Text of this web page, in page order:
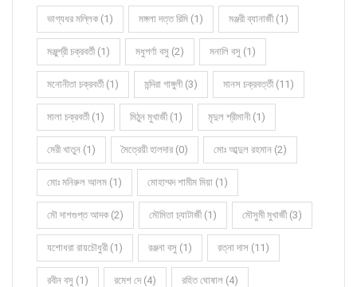
ভাগ্যধর মল্লিক (1) মঙ্গলা দত্ত রিমি (1) মঞ্জরী ব্যানার্জী (1)
মঞ্জুশ্রী চক্রবর্তী (1) মধুপর্ণা বসু (2) মনালি বসু (1)
মনোনীতা চক্রবর্তী (1) মন্দিরা গাঙ্গুলী (3) মানস চক্রবর্ত্তী (11)
মালা চক্রবর্তী (1) মিঠুন মুখার্জী (1) মৃদুল শ্রীমানী (1)
মেরী খাতুন (1) মৈত্রেয়ী হালদার (0) মোঃ আব্দুল রহমান (2)
মোঃ মনিরুল আলম (1) মোহাম্মদ শামীম মিয়া (1)
মৌ দাশগুপ্ত আদক (2) মৌমিতা চ্যাটার্জী (1) মৌসুমী মুখার্জী (3)
যশোধরা রায়চৌধুরী (1) রঞ্জনা বসু (1) রত্না দাস (11)
রবীন বসু (1) রমেশ দে (4) রহিত ঘোষাল (4)